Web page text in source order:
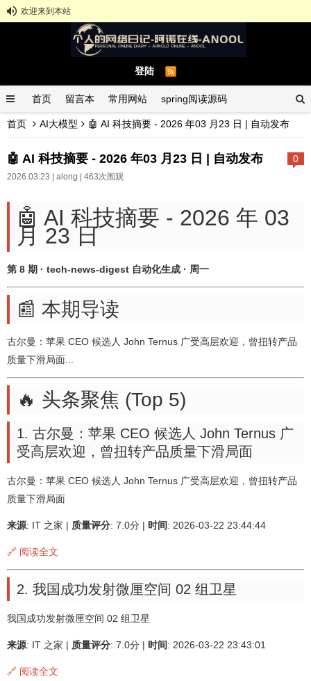
欢迎来到本站
登陆
首页 留言本 常用网站 spring阅读源码
spring示例demo GitHub中文排行榜
首页 AI大模型 🤖 AI 科技摘要 - 2026 年03 月23 日 | 自动发布
0
🤖 AI 科技摘要 - 2026 年03 月23 日 | 自动发布
2026.03.23 | along | 463次围观
🤖 AI 科技摘要 - 2026 年 03
月 23 日
第 8 期 · tech-news-digest 自动化生成 · 周一
📰 本期导读
古尔曼：苹果 CEO 候选人 John Ternus 广受高层欢迎，曾扭转产品
质量下滑局面...
🔥 头条聚焦 (Top 5)
1. 古尔曼：苹果 CEO 候选人 John Ternus 广
受高层欢迎，曾扭转产品质量下滑局面
古尔曼：苹果 CEO 候选人 John Ternus 广受高层欢迎，曾扭转产品
质量下滑局面
来源: IT 之家 | 质量评分: 7.0分 | 时间: 2026-03-22 23:44:44
🔗 阅读全文
2. 我国成功发射微厘空间 02 组卫星
我国成功发射微厘空间 02 组卫星
来源: IT 之家 | 质量评分: 7.0分 | 时间: 2026-03-22 23:43:01
🔗 阅读全文